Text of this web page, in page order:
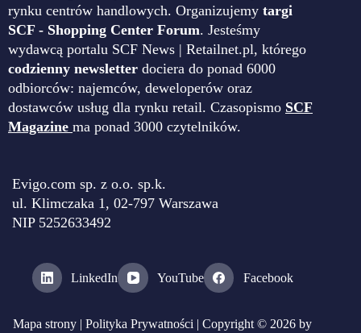
rynku centrów handlowych. Organizujemy targi
SCF - Shopping Center Forum. Jesteśmy
wydawcą portalu SCF News | Retailnet.pl, którego
codzienny newsletter dociera do ponad 6000
odbiorców: najemców, deweloperów oraz
dostawców usług dla rynku retail. Czasopismo SCF
Magazine ma ponad 3000 czytelników.
Evigo.com sp. z o.o. sp.k.
ul. Klimczaka 1, 02-797 Warszawa
NIP 5252633492
LinkedIn YouTube Facebook
Mapa strony |Polityka Prywatności | Copyright © 2026 by